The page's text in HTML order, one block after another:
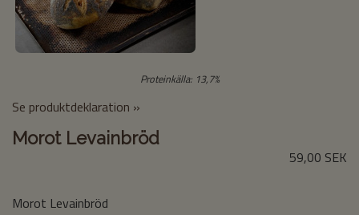
Proteinkälla: 13,7%
Se produktdeklaration »
Morot Levainbröd
59,00 SEK
Morot Levainbröd